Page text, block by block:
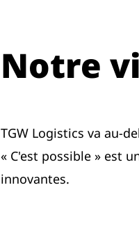
Notre
TGW Logistics va au-
« C'est possible » est
innovantes.